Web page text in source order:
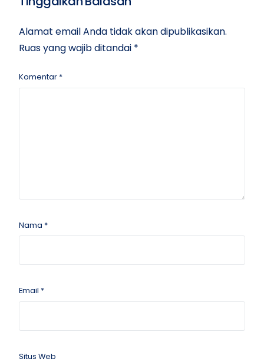
Alamat email Anda tidak akan dipublikasikan.
Ruas yang wajib ditandai *
Komentar *
Nama *
Email *
Situs Web